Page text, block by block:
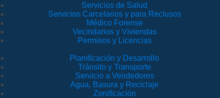
Servicios de Salud
Servicios Carcelarios y para Reclusos
Médico Forense
Vecindarios y Viviendas
Permisos y Licencias
Planificación y Desarrollo
Tránsito y Transporte
Servicio a Vendedores
Agua, Basura y Reciclaje
Zonificación